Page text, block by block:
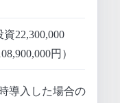
資22,300,000
円）
導入した場合の